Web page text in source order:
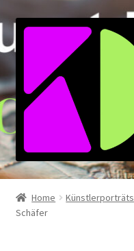
Zur
Zum
Künstlerfarben
Home Künstlerporträts
Schäfer